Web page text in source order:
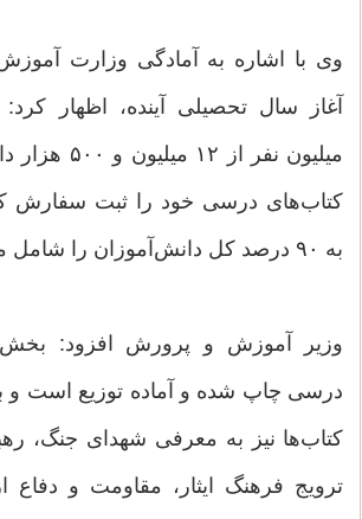
وی با اشاره به آمادگی وزارت
میلیون نفر از
کتاب‌های درسی خود را ثبت سفارش
به ۹۰ درصد کل دانش‌آموزان را شامل می‌شود.
وزیر آموزش و پرورش افزود:
درسی چاپ شده و آماده توزیع است
کتاب‌ها نیز به معرفی شهدای جنگ،
ترویج فرهنگ ایثار، مقاومت و